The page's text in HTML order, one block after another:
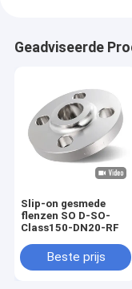
Geadviseerde
Slip-on gesmede
flenzen SO D-SO-
Class150-DN20-RF
Beste prijs